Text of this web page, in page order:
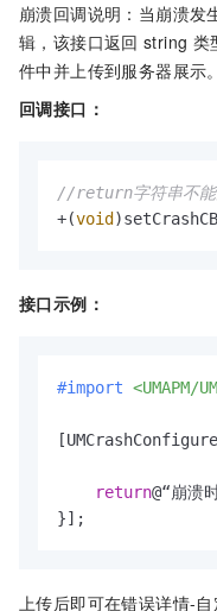
崩溃回调说明：当崩溃发
辑，该接口返回 string 类
件中并上传到服务器展示
回调接口：
//return字符串不能
+(void
接口示例：
#import <UMAPM/
return@“崩溃
}];
上传后即可在错误详情-